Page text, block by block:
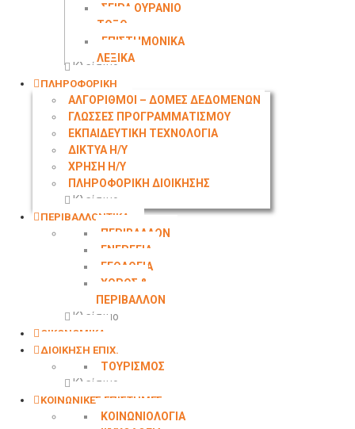
ΣΕΙΡΑ ΟΥΡΑΝΙΟ
ΤΟΞΟ
ΕΠΙΣΤΗΜΟΝΙΚΑ
ΛΕΞΙΚΑ
Κλείσιμο
ΠΛΗΡΟΦΟΡΙΚΗ
ΑΛΓΟΡΙΘΜΟΙ – ΔΟΜΕΣ ΔΕΔΟΜΕΝΩΝ
ΓΛΩΣΣΕΣ ΠΡΟΓΡΑΜΜΑΤΙΣΜΟΥ
ΕΚΠΑΙΔΕΥΤΙΚΗ ΤΕΧΝΟΛΟΓΙΑ
ΔΙΚΤΥΑ Η/Υ
ΧΡΗΣΗ Η/Υ
ΠΛΗΡΟΦΟΡΙΚΗ ΔΙΟΙΚΗΣΗΣ
Κλείσιμο
ΠΕΡΙΒΑΛΛΟΝΤΙΚΑ
ΠΕΡΙΒΑΛΛΟΝ
ΕΝΕΡΓΕΙΑ
ΓΕΩΛΟΓΙΑ
ΧΩΡΟΣ &
ΠΕΡΙΒΑΛΛΟΝ
Κλείσιμο
ΟΙΚΟΝΟΜΙΚΑ
ΔΙΟΙΚΗΣΗ ΕΠΙΧ.
ΤΟΥΡΙΣΜΟΣ
Κλείσιμο
ΚΟΙΝΩΝΙΚΕΣ ΕΠΙΣΤΗΜΕΣ
ΚΟΙΝΩΝΙΟΛΟΓΙΑ